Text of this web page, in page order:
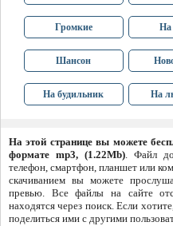
Громкие На
Шансон
На будильник На
На этой странице вы можете
формате mp3, (1.22Mb). Файл
телефон, смартфон, планшет или
скачиванием вы можете
превью. Все файлы на сайте
находятся через поиск. Если
поделиться ими с другими